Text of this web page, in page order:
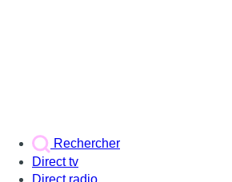
Rechercher
Direct tv